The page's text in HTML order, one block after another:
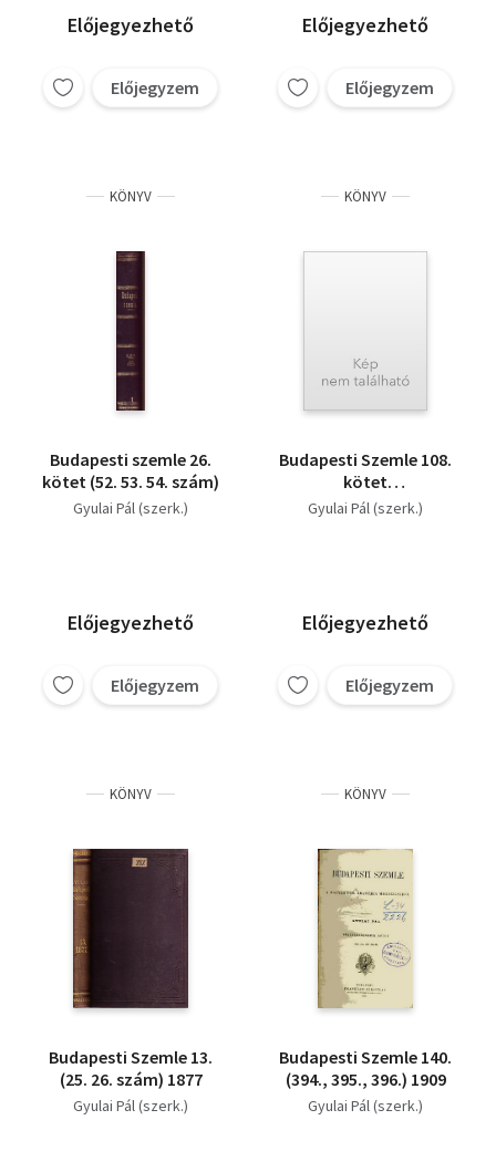
Előjegyezhető
Előjegyzem
Előjegyezhető
Előjegyzem
KÖNYV
Budapesti szemle 26.
kötet (52. 53. 54. szám)
Gyulai Pál (szerk.)
Előjegyezhető
Előjegyzem
KÖNYV
Budapesti Szemle 108.
kötet
(298.299.300.szám)
Gyulai Pál (szerk.)
Előjegyezhető
Előjegyzem
KÖNYV
Budapesti Szemle 13.
(25. 26. szám) 1877
Gyulai Pál (szerk.)
KÖNYV
Budapesti Szemle 140.
(394., 395., 396.) 1909
Gyulai Pál (szerk.)